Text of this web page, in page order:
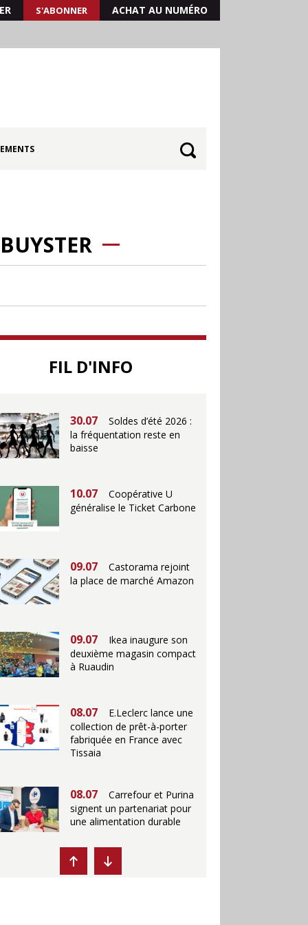
S'ABONNER ACHAT AU NUMÉRO
FIL D'INFO
30.06
Canicule : les
soutenir le commerce
magasin à La Défense
30.07
Soldes d’été 2026 :
la fréquentation reste en
baisse
10.07
Coopérative U
généralise le Ticket Carbone
09.07
Castorama rejoint
la place de marché Amazon
09.07
Ikea inaugure son
deuxième magasin compact
à Ruaudin
08.07
E.Leclerc lance une
collection de prêt-à-porter
fabriquée en France avec
Tissaia
08.07
Carrefour et Purina
signent un partenariat pour
une alimentation durable
07.07
Ikea propose des